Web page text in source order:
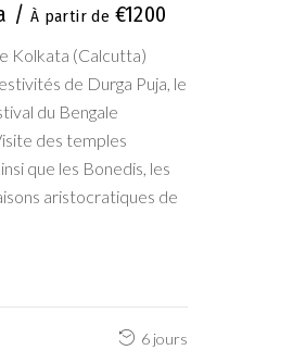
€1200
Kolkata (Calcutta)
de Durga Puja, le
du Bengale
des temples
que les Bonedis, les
aristocratiques de
6 jours